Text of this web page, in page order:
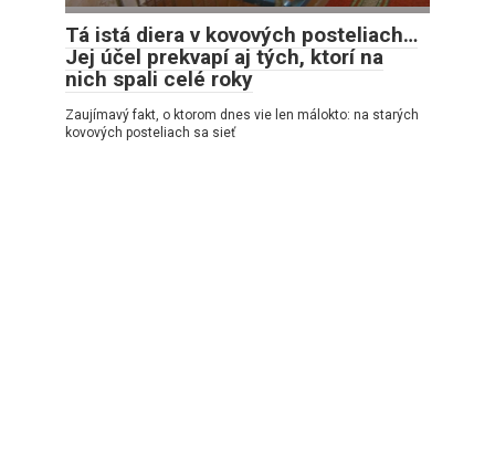
Tá istá diera v kovových posteliach…
Jej účel prekvapí aj tých, ktorí na
nich spali celé roky
Zaujímavý fakt, o ktorom dnes vie len málokto: na starých
kovových posteliach sa sieť